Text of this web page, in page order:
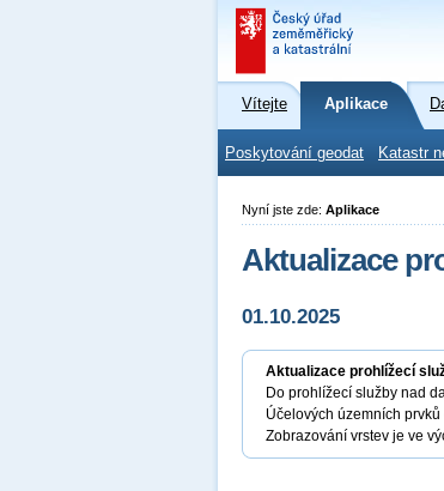
Vítejte Aplikace
Poskytování geodat Katastr
Nyní jste zde: Aplikace
Aktualizace
01.10.2025
Aktualizace prohlížecí
Do prohlížecí služby nad
Účelových územních prvků
Zobrazování vrstev je ve